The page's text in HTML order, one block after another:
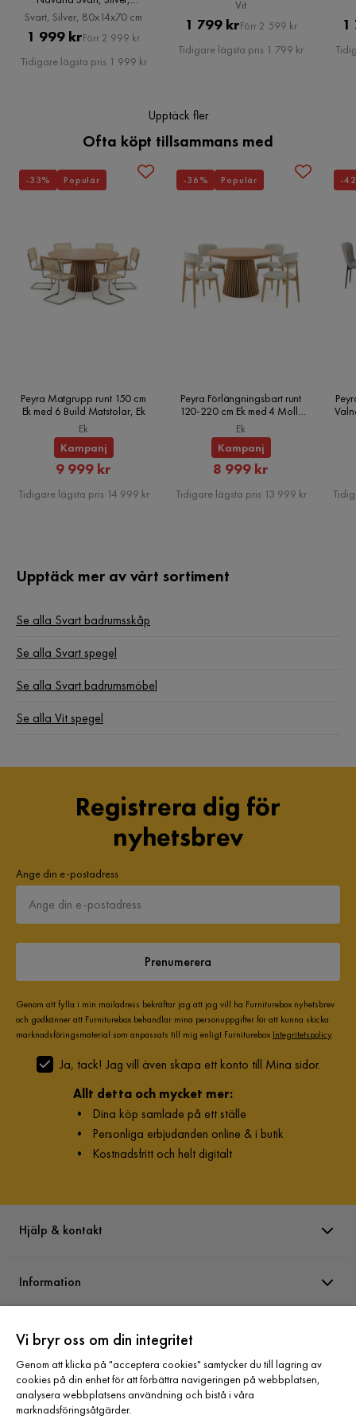
80x14x70 cm, Svart, Silver,
80x14x70 cm
Svart, Silver, 80x14x70 cm
Pris
1 999 krOriginal
Pris
Förr 2 999 kr
Tidigare lägsta pris 1 999 kr
Vit
Pris
1 799 krOriginal
Pris
Förr 2 599 kr
Tidigare lägsta pris 1 799 kr
1
Upptäck fler
Ofta köpt tillsammans med
Peyra Matgrupp runt 150 cm
Ek med 6 Build Matstolar, Ek
Ek
Kampanj
Rabatterat
Pris
9 999 kr
Tidigare lägsta pris 14 999 kr
-33% Populär
Peyra Förlängningsbart runt
120-220 cm Ek med 4 Molly
Matstolar, Ek
Ek
Kampanj
Rabatterat
Pris
8 999 kr
Tidigare lägsta pris 13 999 kr
-36% Populär -
Upptäck mer av vårt sortiment
Se alla Svart badrumsskåp
Se alla Svart spegel
Se alla Svart badrumsmöbel
Se alla Vit spegel
Registrera dig för
nyhetsbrev
Ange din e-postadress
Prenumerera
Genom att fylla i min mailadress bekräftar jag att jag vill ha Furniturebox nyhetsbrev
och godkänner att Furniturebox behandlar mina personuppgifter för att kunna skicka
marknadsföringsmaterial som anpassats till mig enligt Furniturebox Integritetspolicy.
Ja, tack! Jag vill även skapa ett konto till Mina sidor.
Allt detta och mycket mer:
• Dina köp samlade på ett ställe
• Personliga erbjudanden online & i butik
• Kostnadsfritt och helt digitalt
Hjälp & kontakt
Information
Varumärken
Sortiment
Vi bryr oss om din integritet
Genom att klicka på "acceptera cookies" samtycker du till lagring av
cookies på din enhet för att förbättra navigeringen på webbplatsen,
analysera webbplatsens användning och bistå i våra
marknadsföringsåtgärder.